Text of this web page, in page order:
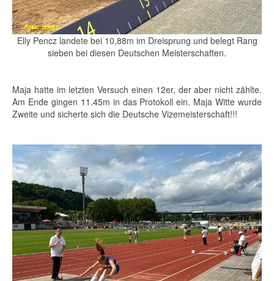
Elly Pencz landete bei 10,88m im Dreisprung und belegt Rang
sieben bei diesen Deutschen Meisterschaften.
Maja hatte im letzten Versuch einen 12er, der aber nicht zählte.
Am Ende gingen 11.45m in das Protokoll ein. Maja Witte wurde
Zweite und sicherte sich die Deutsche Vizemeisterschaft!!!